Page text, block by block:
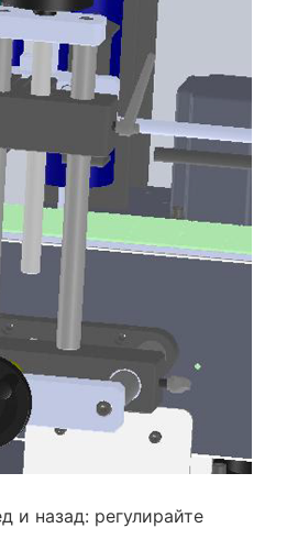
и назад: регулирайте